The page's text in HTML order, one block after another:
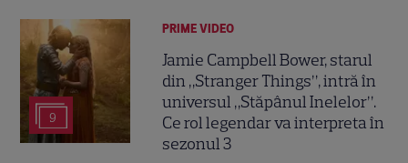
9
PRIME VIDEO
Jamie Campbell Bower, starul
din „Stranger Things”, intră în
universul „Stăpânul Inelelor”.
Ce rol legendar va interpreta în
sezonul 3